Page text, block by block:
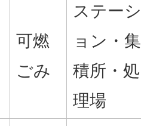
可燃
ごみ
ステーシ
ョン・集
積所・処
理場